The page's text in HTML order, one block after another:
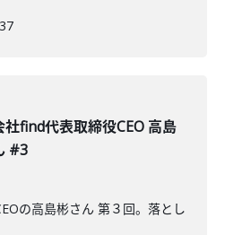
社find代表取締役CEO 高島
#3
の高島彬さん 第３回。落とし